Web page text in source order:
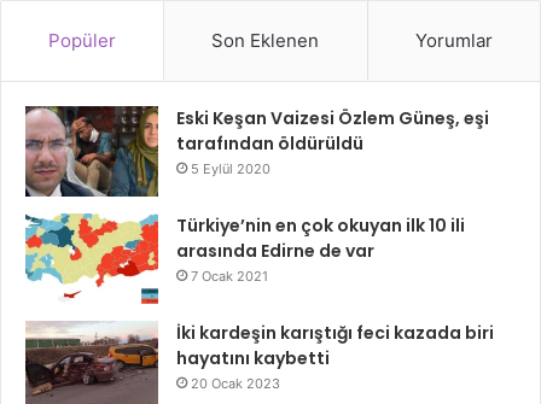
Popüler Son Eklenen Yorumlar
Eski Keşan Vaizesi Özlem Güneş, eşi
tarafından öldürüldü
5 Eylül 2020
Türkiye’nin en çok okuyan ilk 10 ili
arasında Edirne de var
7 Ocak 2021
İki kardeşin karıştığı feci kazada biri
hayatını kaybetti
20 Ocak 2023